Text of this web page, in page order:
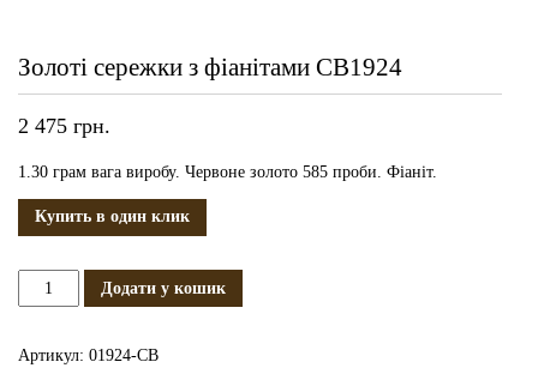
Золоті сережки з фіанітами СВ1924
2 475 грн.
1.30 грам вага виробу. Червоне золото 585 проби. Фіаніт.
Купить в один клик
Золоті
Додати у кошик
Артикул: 01924-СВ